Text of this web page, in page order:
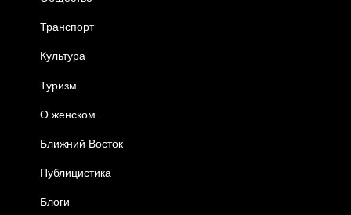
Транспорт
Культура
Туризм
О женском
Ближний Восток
Публицистика
Блоги